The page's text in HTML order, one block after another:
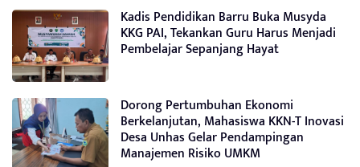
Kadis Pendidikan Barru Buka Musyda
KKG PAI, Tekankan Guru Harus Menjadi
Pembelajar Sepanjang Hayat
Dorong Pertumbuhan Ekonomi
Berkelanjutan, Mahasiswa KKN-T Inovasi
Desa Unhas Gelar Pendampingan
Manajemen Risiko UMKM